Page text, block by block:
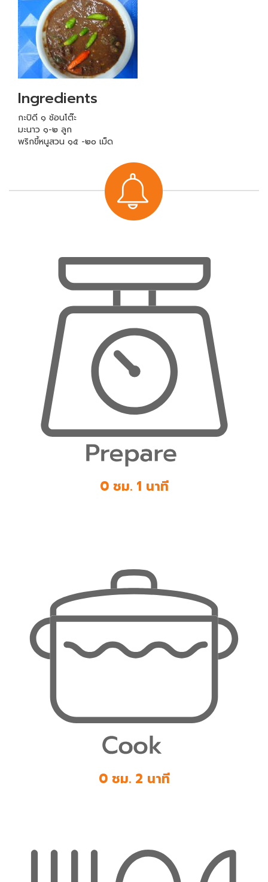
Ingredients
กะปิดี ๑ ช้อนโต๊ะ
มะนาว ๑-๒ ลูก
พริกขี้หนูสวน ๑๕ -๒๐ เม็ด
0 ชม. 1 นาที
0 ชม. 2 นาที